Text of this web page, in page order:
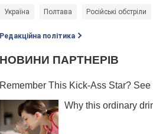
Україна Полтава Російські обстріли
Редакційна політика